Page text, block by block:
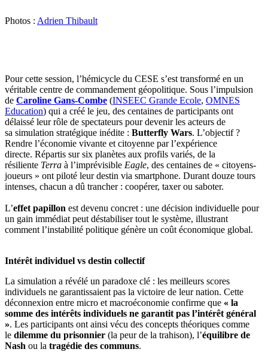
Photos : Adrien Thibault
Pour cette session, l’hémicycle du CESE s’est transformé en un
véritable centre de commandement géopolitique. Sous l’impulsion
de Caroline Gans-Combe (INSEEC Grande Ecole, OMNES
Education) qui a créé le jeu, des centaines de participants ont
délaissé leur rôle de spectateurs pour devenir les acteurs de
sa simulation stratégique inédite : Butterfly Wars. L’objectif ?
Rendre l’économie vivante et citoyenne par l’expérience
directe. Répartis sur six planètes aux profils variés, de la
résiliente Terra à l’imprévisible Eagle, des centaines de « citoyens-
joueurs » ont piloté leur destin via smartphone. Durant douze tours
intenses, chacun a dû trancher : coopérer, taxer ou saboter.
L’effet papillon est devenu concret : une décision individuelle pour
un gain immédiat peut déstabiliser tout le système, illustrant
comment l’instabilité politique génère un coût économique global.
Intérêt individuel vs destin collectif
La simulation a révélé un paradoxe clé : les meilleurs scores
individuels ne garantissaient pas la victoire de leur nation. Cette
déconnexion entre micro et macroéconomie confirme que « la
somme des intérêts individuels ne garantit pas l’intérêt général
». Les participants ont ainsi vécu des concepts théoriques comme
le dilemme du prisonnier (la peur de la trahison), l’équilibre de
Nash ou la tragédie des communs.